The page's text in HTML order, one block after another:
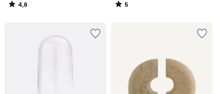
4,6
/
5
/